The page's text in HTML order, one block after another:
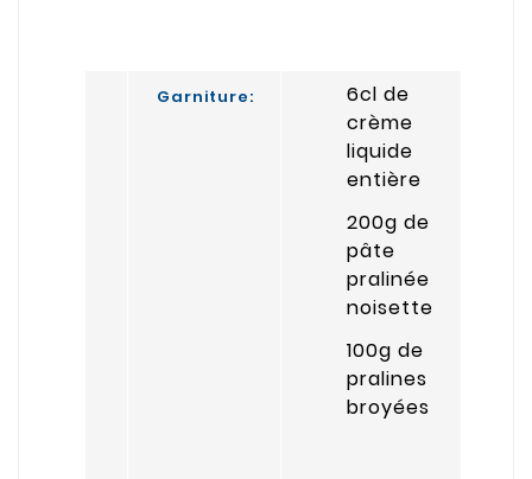
Garniture:
6cl de
crème
liquide
entière
200g de
pâte
pralinée
noisette
100g de
pralines
broyées